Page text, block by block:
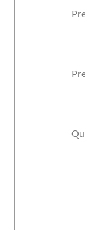
Press Up emetterà fattura che sarà
Press Up si riserva di accettare il
Qualora il pagamento da parte del